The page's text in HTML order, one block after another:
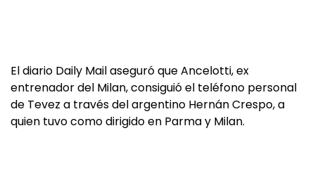
El diario Daily Mail aseguró que Ancelotti, ex
entrenador del Milan, consiguió el teléfono personal
de Tevez a través del argentino Hernán Crespo, a
quien tuvo como dirigido en Parma y Milan.